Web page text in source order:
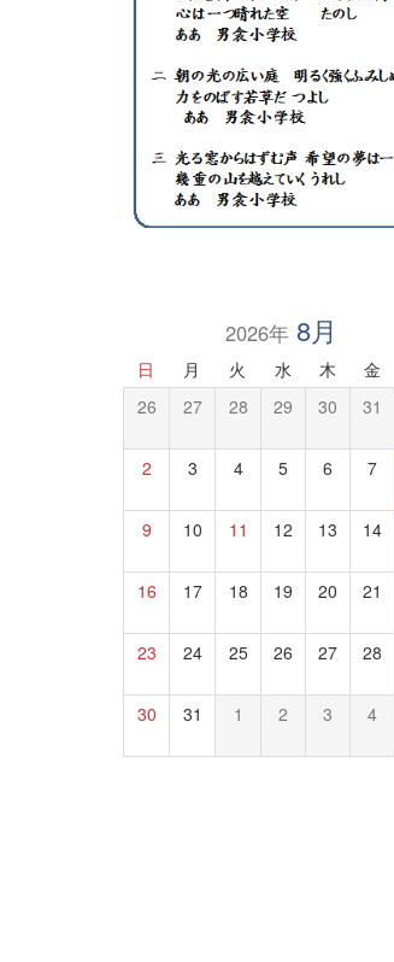
2026年8月
日 月 火 水 木 金
26 27 28 29 30 31
2 3 4 5 6 7
9 10 11 12 13 14
16 17 18 19 20 21
23 24 25 26 27 28
30 31 1 2 3 4